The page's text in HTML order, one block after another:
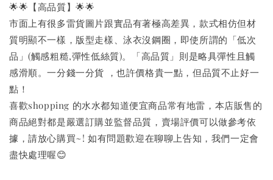
🌟🌟【高品質】🌟🌟
市面上有很多雷貨圖片跟實品有著極高差異，款式相仿但材
質明顯不一樣，版型走樣、泳衣沒鋼圈，即使所謂的「低次
品」(觸感粗糙,彈性低絲質)。「高品質」則是略具彈性且觸
感滑順。一分錢一分貨 ，也許價格貴一點，但品質不止好一
點！
喜歡shopping 的水水都知道便宜商品常有地雷，本店販售的
商品絕對都是嚴選訂購並監督品質，賣場評價可以做參考依
據，請放心購買~! 如有問題歡迎在聊聊上告知，我們一定會
盡快處理喔😊